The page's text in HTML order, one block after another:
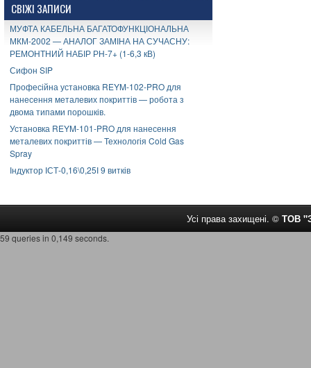
СВІЖІ ЗАПИСИ
МУФТА КАБЕЛЬНА БАГАТОФУНКЦІОНАЛЬНА
МКМ-2002 — АНАЛОГ ЗАМІНА НА СУЧАСНУ:
РЕМОНТНИЙ НАБІР РН-7+ (1-6,3 кВ)
Сифон SIP
Професійна установка REYM-102-PRO для
нанесення металевих покриттів — робота з
двома типами порошків.
Установка REYM-101-PRO для нанесення
металевих покриттів — Технологія Cold Gas
Spray
Індуктор ІСТ-0,16\0,25І 9 витків
Усі права захищені. © ТОВ
59 queries in 0,149 seconds.